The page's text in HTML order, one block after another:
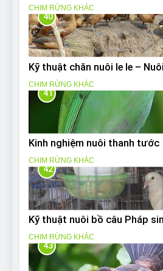
CHIM RỪNG KHÁC
40
Kỹ thuật chăn nuôi le le –
CHIM RỪNG KHÁC
41
Kinh nghiệm nuôi thanh tước
CHIM RỪNG KHÁC
42
Kỹ thuật nuôi bồ câu Pháp
CHIM RỪNG KHÁC
43